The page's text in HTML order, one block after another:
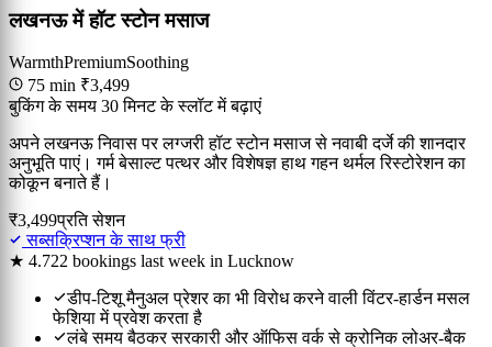
लखनऊ में हॉट स्टोन मसाज
WarmthPremiumSoothing
75 min ₹3,499
बुकिंग के समय 30 मिनट के स्लॉट में बढ़ाएं
अपने लखनऊ निवास पर लग्जरी हॉट स्टोन मसाज से नवाबी दर्जे की शानदार
अनुभूति पाएं। गर्म बेसाल्ट पत्थर और विशेषज्ञ हाथ गहन थर्मल रिस्टोरेशन का
कोकून बनाते हैं।
₹3,499प्रति सेशन
सब्सक्रिप्शन के साथ फ्री
★ 4.722 bookings last week in Lucknow
डीप-टिशू मैनुअल प्रेशर का भी विरोध करने वाली विंटर-हार्डन मसल
फेशिया में प्रवेश करता है
लंबे समय बैठकर सरकारी और ऑफिस वर्क से क्रोनिक लोअर-बैक